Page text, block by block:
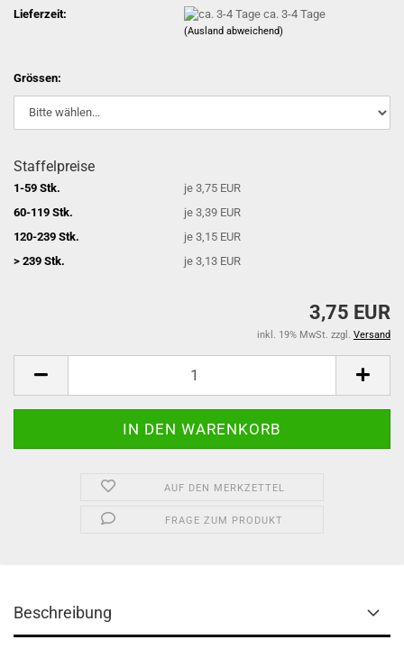
Lieferzeit:
ca. 3-4 Tage
(Ausland abweichend)
Grössen:
Staffelpreise
1-59 Stk.
je 3,75 EUR
60-119 Stk.
je 3,39 EUR
120-239 Stk.
je 3,15 EUR
> 239 Stk.
je 3,13 EUR
3,75 EUR
inkl. 19% MwSt. zzgl. Versand
AUF DEN MERKZETTEL
FRAGE ZUM PRODUKT
Beschreibung